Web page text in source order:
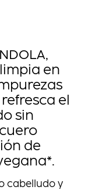
en
el
sin
de
cabelludo y